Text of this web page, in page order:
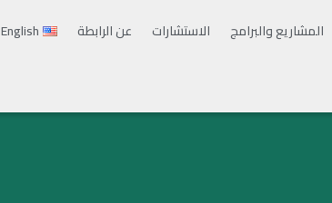
المشاريع والبرامج الاستشارات عن الرابطة English